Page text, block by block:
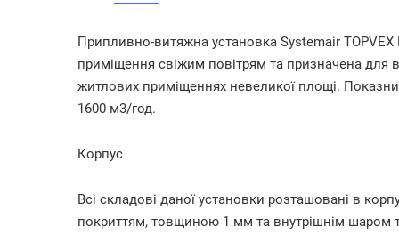
Припливно-витяжна установка Systemair TOPVEX
приміщення свіжим повітрям та призначена для
житлових приміщеннях невеликої площі.
1600 м3/год.
Корпус
Всі складові даної установки розташовані в
покриттям, товщиною 1 мм та внутрішнім шаром